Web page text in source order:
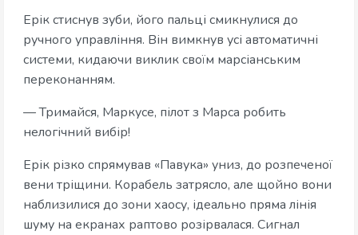
Ерік стиснув зуби, його пальці смикнулися до
ручного управління. Він вимкнув усі автоматичні
системи, кидаючи виклик своїм марсіанським
переконанням.
— Тримайся, Маркусе, пілот з Марса робить
нелогічний вибір!
Ерік різко спрямував «Павука» униз, до розпеченої
вени тріщини. Корабель затрясло, але щойно вони
наблизилися до зони хаосу, ідеально пряма лінія
шуму на екранах раптово розірвалася. Сигнал